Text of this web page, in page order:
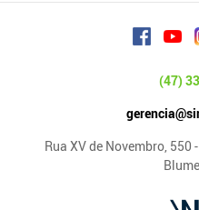
(47)
Rua XV de Novembro, 550